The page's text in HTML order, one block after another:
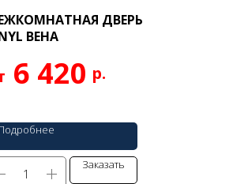
ДВЕРЬ
ВЕНА
6 420 р.
Заказать